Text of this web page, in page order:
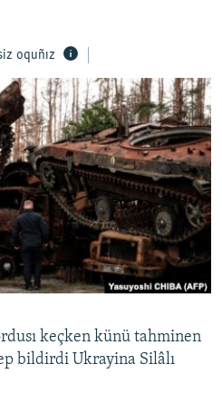
oquñız
keçken künü tahminen
bildirdi Ukrayina Silâlı